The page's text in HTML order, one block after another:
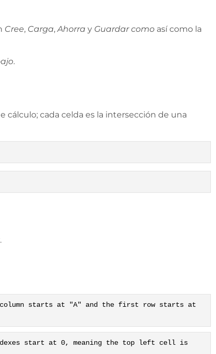
Cree, Carga,Ahorra y Guardar como así como la
.
cada celda es la intersección de una
starts at "A" and the first row starts at
start at 0, meaning the top left cell is